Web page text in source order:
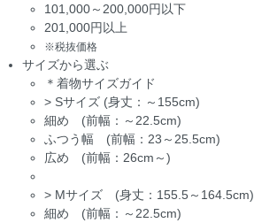
101,000～200,000円以下
201,000円以上
※税抜価格
サイズから選ぶ
＊着物サイズガイド
> Sサイズ (身丈：～155cm)
細め (前幅：～22.5cm)
ふつう幅 (前幅：23～25.5cm)
広め (前幅：26cm～)
> Mサイズ (身丈：155.5～164.5cm)
細め (前幅：～22.5cm)